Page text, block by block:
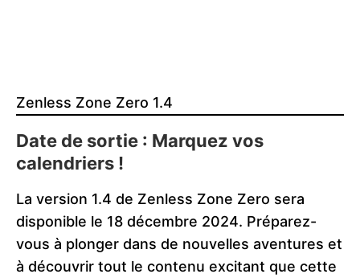
Zenless Zone Zero 1.4
Date de sortie : Marquez vos
calendriers !
La version 1.4 de Zenless Zone Zero sera
disponible le 18 décembre 2024. Préparez-
vous à plonger dans de nouvelles aventures et
à découvrir tout le contenu excitant que cette